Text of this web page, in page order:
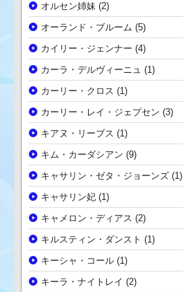
オルセン姉妹 (2)
オーランド・ブルーム (5)
カイリー・ジェンナー (4)
カーラ・デルヴィーニュ (1)
カーリー・クロス (1)
カーリー・レイ・ジェプセン (3)
キアヌ・リーブス (1)
キム・カーダシアン (9)
キャサリン・ゼタ・ジョーンズ (1)
キャサリン妃 (1)
キャメロン・ディアス (2)
キルスティン・ダンスト (1)
キーシャ・コール (1)
キーラ・ナイトレイ (2)